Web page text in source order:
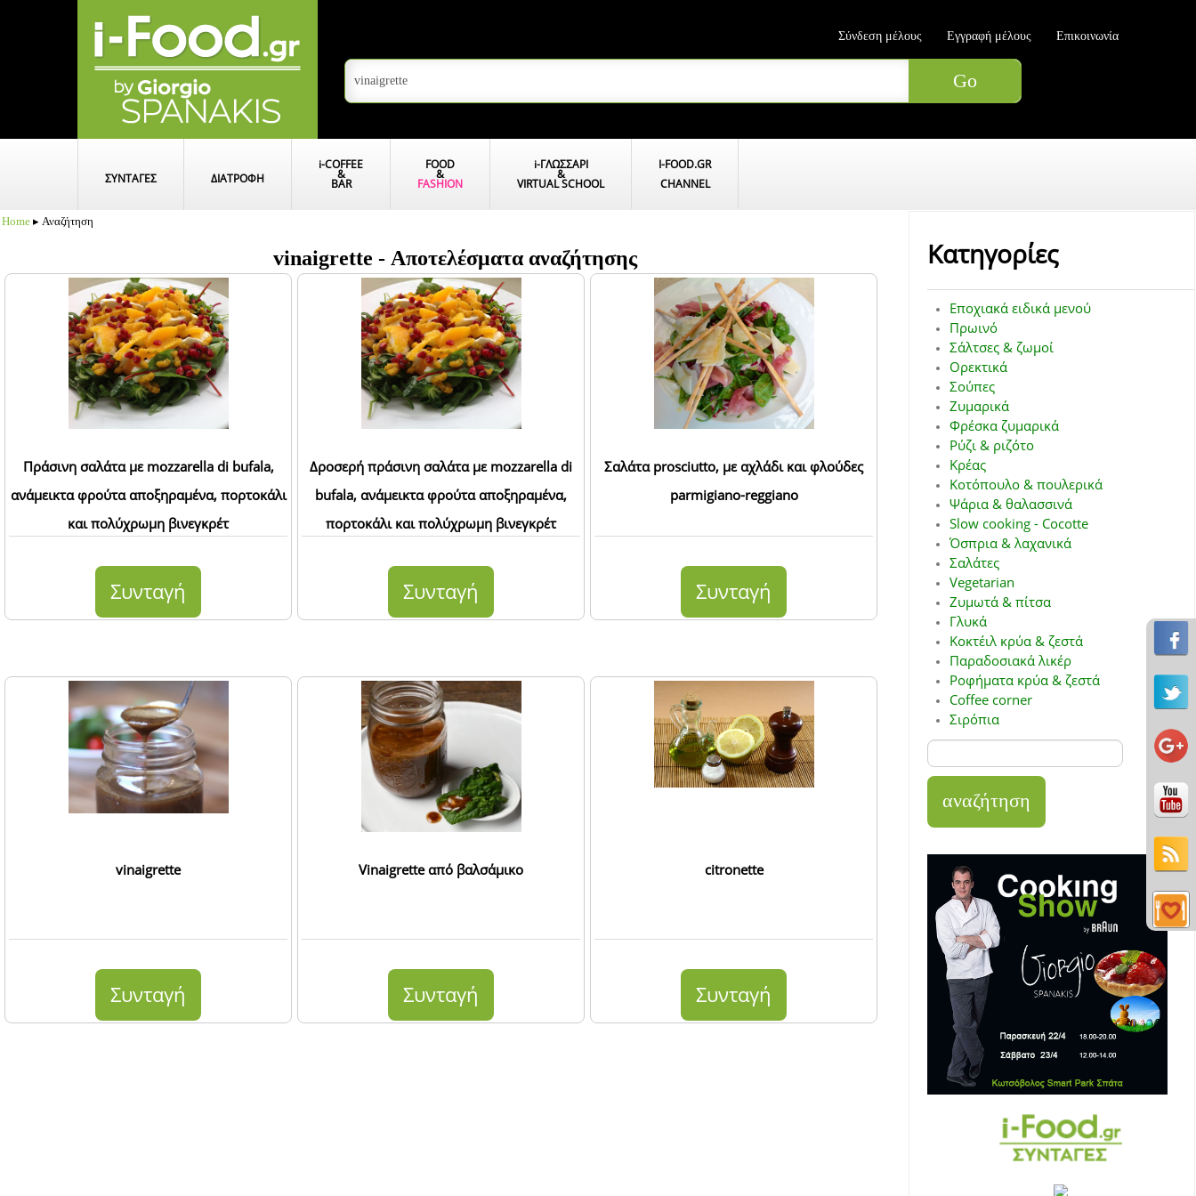
Σύνδεση μέλους Εγγραφή μέλους Επικοινωνία
ΣΥΝΤΑΓΕΣ ΔΙΑΤΡΟΦΗ
i-COFFEE
&
BAR
FOOD
&
FASHION
i-ΓΛΩΣΣΑΡΙ
&
VIRTUAL SCHOOL
I-FOOD.GR
CHANNEL
Home ▸ Αναζήτηση
vinaigrette - Αποτελέσματα αναζήτησης
Πράσινη σαλάτα με mozzarella di bufala,
ανάμεικτα φρούτα αποξηραμένα, πορτοκάλι
και πολύχρωμη βινεγκρέτ
Συνταγή
Δροσερή πράσινη σαλάτα με mozzarella di
bufala, ανάμεικτα φρούτα αποξηραμένα,
πορτοκάλι και πολύχρωμη βινεγκρέτ
Συνταγή
Σαλάτα prosciutto, με αχλάδι και φλούδες
parmigiano-reggiano
Συνταγή
vinaigrette
Συνταγή
Vinaigrette από βαλσάμικο
Συνταγή
citronette
Συνταγή
Κατηγορίες
Εποχιακά ειδικά μενού
Πρωινό
Σάλτσες & ζωμοί
Ορεκτικά
Σούπες
Ζυμαρικά
Φρέσκα ζυμαρικά
Ρύζι & ριζότο
Κρέας
Κοτόπουλο & πουλερικά
Ψάρια & θαλασσινά
Slow cooking - Cocotte
Όσπρια & λαχανικά
Σαλάτες
Vegetarian
Ζυμωτά & πίτσα
Γλυκά
Κοκτέιλ κρύα & ζεστά
Παραδοσιακά λικέρ
Ροφήματα κρύα & ζεστά
Coffee corner
Σιρόπια